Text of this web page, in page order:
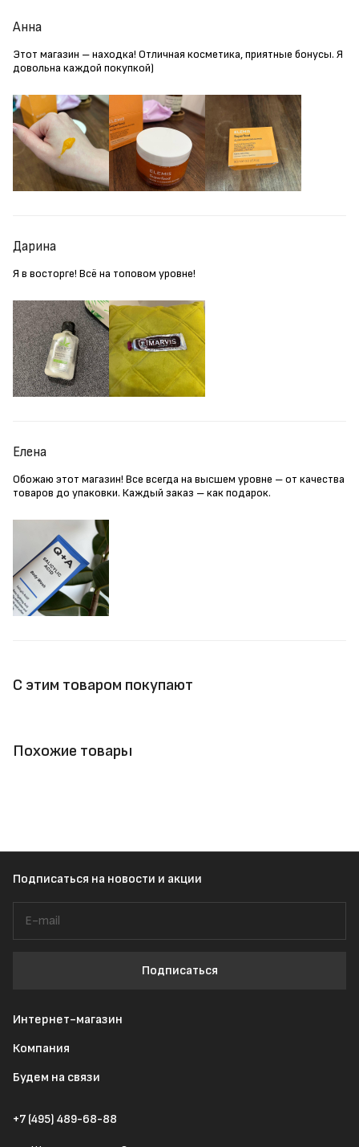
Анна
Этот магазин – находка! Отличная косметика, приятные бонусы. Я
довольна каждой покупкой)
Дарина
Я в восторге! Всё на топовом уровне!
Елена
Обожаю этот магазин! Все всегда на высшем уровне – от качества
товаров до упаковки. Каждый заказ – как подарок.
С этим товаром покупают
Похожие товары
Подписаться на новости и акции
Подписаться
Интернет-магазин
Компания
Будем на связи
+7 (495) 489-68-88